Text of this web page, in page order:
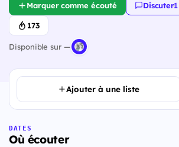
Marquer comme écouté Discuter·1
173
Disponible sur —
Ajouter à une liste
DATES
Où écouter